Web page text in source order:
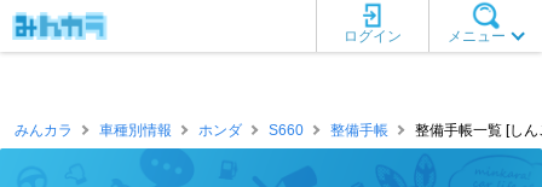
メニュー
ログイン
みんカラ 車種別情報 ホンダ S660 整備手帳 整備手帳一覧 [し